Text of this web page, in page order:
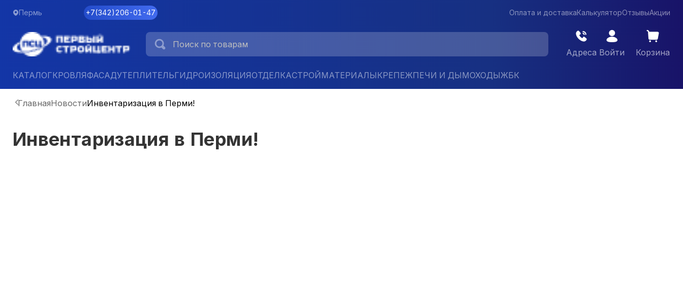
Пермь +7(342)206-01-47 Оплата и доставкаКалькуляторОтзывыАкции
Адреса Войти Корзина
КАТАЛОГКРОВЛЯФАСАДУТЕПЛИТЕЛЬГИДРОИЗОЛЯЦИЯОТДЕЛКАСТРОЙМАТЕРИАЛЫКРЕПЕЖПЕЧИ И ДЫМОХОДЫЖБК
ГлавнаяНовостиИнвентаризация в Перми!
Инвентаризация в Перми!